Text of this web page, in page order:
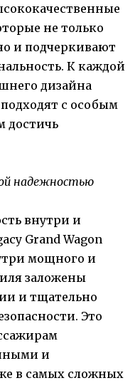
не только
и подчеркивают
К каждой
дизайна
подходят с особым
достичь
надежностью
внутри и
Grand Wagon
мощного и
заложены
и тщательно
Это
и
в самых сложных